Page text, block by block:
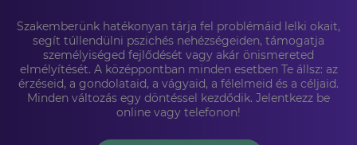
Szakemberünk hatékonyan tárja fel problémáid lelki okait,
segít túllendülni pszichés nehézségeiden, támogatja
személyiséged fejlődését vagy akár önismereted
elmélyítését. A középpontban minden esetben Te állsz: az
érzéseid, a gondolataid, a vágyaid, a félelmeid és a céljaid.
Minden változás egy döntéssel kezdődik. Jelentkezz be
online vagy telefonon!